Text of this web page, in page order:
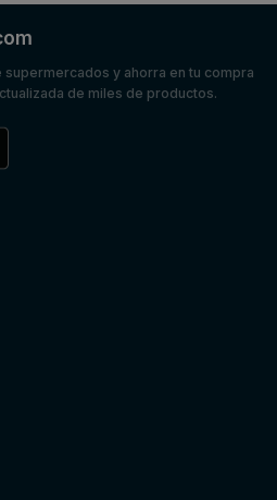
y ahorra en tu compra
de miles de productos.